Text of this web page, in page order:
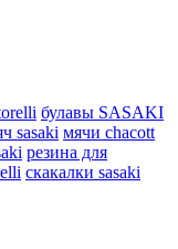
булавы SASAKI
sasaki мячи chacott
резина для
скакалки sasaki